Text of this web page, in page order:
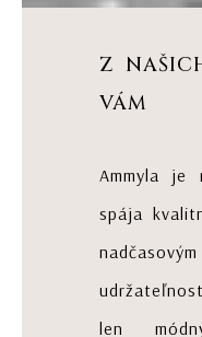
Z
VÁM
Ammyla je
spája
len